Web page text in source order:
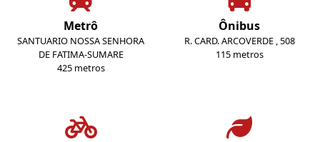
Metrô
SANTUARIO NOSSA SENHORA
DE FATIMA-SUMARE
425 metros
Ônibus
R. CARD. ARCOVERDE , 508
115 metros